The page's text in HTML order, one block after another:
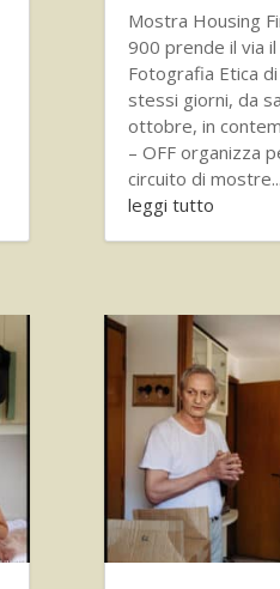
Mostra Housing
900 prende il via
Fotografia Etica
stessi giorni, da
ottobre, in
– OFF organizza
circuito di mostre...
leggi tutto